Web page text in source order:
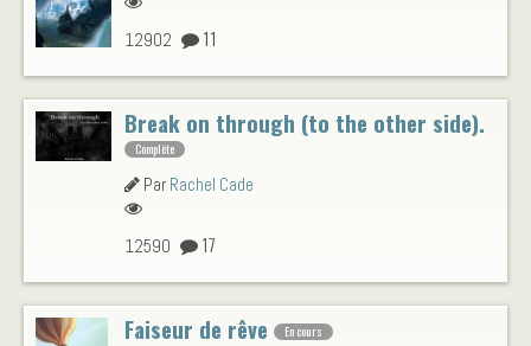
12902 11
Break on through (to the other side).
Complète
ParRachel Cade
12590 17
Faiseur de rêve En cours